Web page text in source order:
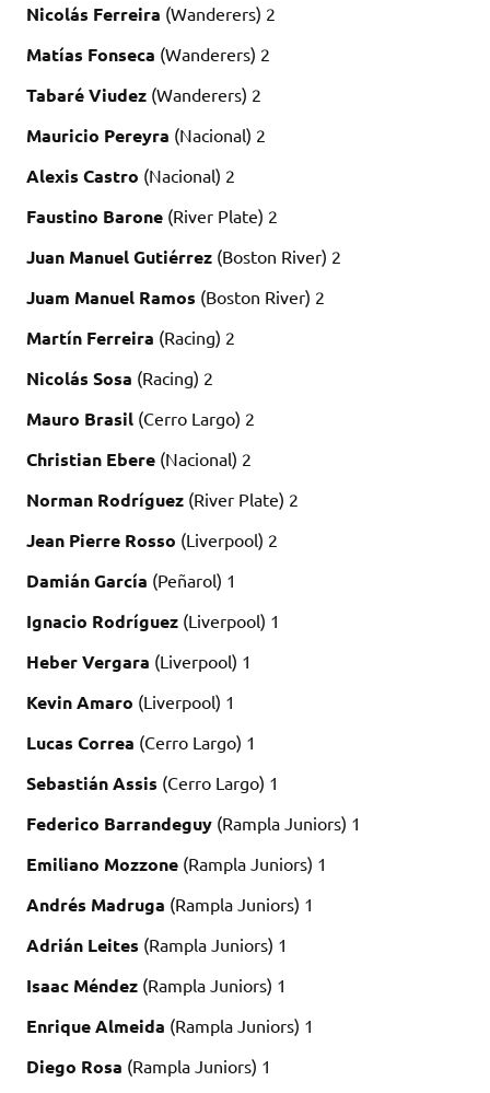
Nicolás Ferreira (Wanderers) 2
Matías Fonseca (Wanderers) 2
Tabaré Viudez (Wanderers) 2
Mauricio Pereyra (Nacional) 2
Alexis Castro (Nacional) 2
Faustino Barone (River Plate) 2
Juan Manuel Gutiérrez (Boston River) 2
Juam Manuel Ramos (Boston River) 2
Martín Ferreira (Racing) 2
Nicolás Sosa (Racing) 2
Mauro Brasil (Cerro Largo) 2
Christian Ebere (Nacional) 2
Norman Rodríguez (River Plate) 2
Jean Pierre Rosso (Liverpool) 2
Damián García (Peñarol) 1
Ignacio Rodríguez (Liverpool) 1
Heber Vergara (Liverpool) 1
Kevin Amaro (Liverpool) 1
Lucas Correa (Cerro Largo) 1
Sebastián Assis (Cerro Largo) 1
Federico Barrandeguy (Rampla Juniors) 1
Emiliano Mozzone (Rampla Juniors) 1
Andrés Madruga (Rampla Juniors) 1
Adrián Leites (Rampla Juniors) 1
Isaac Méndez (Rampla Juniors) 1
Enrique Almeida (Rampla Juniors) 1
Diego Rosa (Rampla Juniors) 1